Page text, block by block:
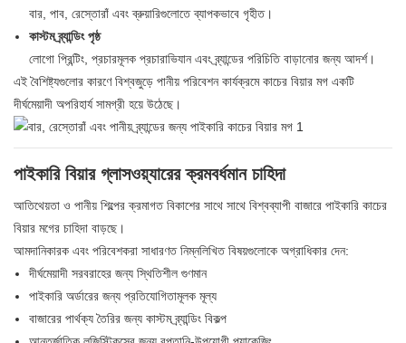
বার, পাব, রেস্তোরাঁ এবং ব্রুয়ারিগুলোতে ব্যাপকভাবে গৃহীত।
কাস্টম ব্র্যান্ডিং পৃষ্ঠ
লোগো প্রিন্টিং, প্রচারমূলক প্রচারাভিযান এবং ব্র্যান্ডের পরিচিতি বাড়ানোর জন্য আদর্শ।
এই বৈশিষ্ট্যগুলোর কারণে বিশ্বজুড়ে পানীয় পরিবেশন কার্যক্রমে কাচের বিয়ার মগ একটি
দীর্ঘমেয়াদী অপরিহার্য সামগ্রী হয়ে উঠেছে।
পাইকারি বিয়ার গ্লাসওয়্যারের ক্রমবর্ধমান চাহিদা
আতিথেয়তা ও পানীয় শিল্পের ক্রমাগত বিকাশের সাথে সাথে বিশ্বব্যাপী বাজারে পাইকারি কাচের
বিয়ার মগের চাহিদা বাড়ছে।
আমদানিকারক এবং পরিবেশকরা সাধারণত নিম্নলিখিত বিষয়গুলোকে অগ্রাধিকার দেন:
দীর্ঘমেয়াদী সরবরাহের জন্য স্থিতিশীল গুণমান
পাইকারি অর্ডারের জন্য প্রতিযোগিতামূলক মূল্য
বাজারের পার্থক্য তৈরির জন্য কাস্টম ব্র্যান্ডিং বিকল্প